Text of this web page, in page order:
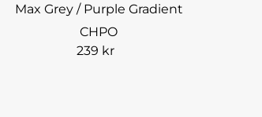
Max Grey / Purple Gradient
CHPO
239 kr